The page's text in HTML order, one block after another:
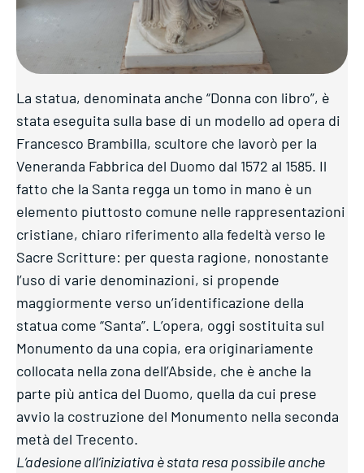
La statua, denominata anche “Donna con libro”, è
stata eseguita sulla base di un modello ad opera di
Francesco Brambilla, scultore che lavorò per la
Veneranda Fabbrica del Duomo dal 1572 al 1585. Il
fatto che la Santa regga un tomo in mano è un
elemento piuttosto comune nelle rappresentazioni
cristiane, chiaro riferimento alla fedeltà verso le
Sacre Scritture: per questa ragione, nonostante
l’uso di varie denominazioni, si propende
maggiormente verso un’identificazione della
statua come “Santa”. L’opera, oggi sostituita sul
Monumento da una copia, era originariamente
collocata nella zona dell’Abside, che è anche la
parte più antica del Duomo, quella da cui prese
avvio la costruzione del Monumento nella seconda
metà del Trecento.
L’adesione all’iniziativa è stata resa possibile anche